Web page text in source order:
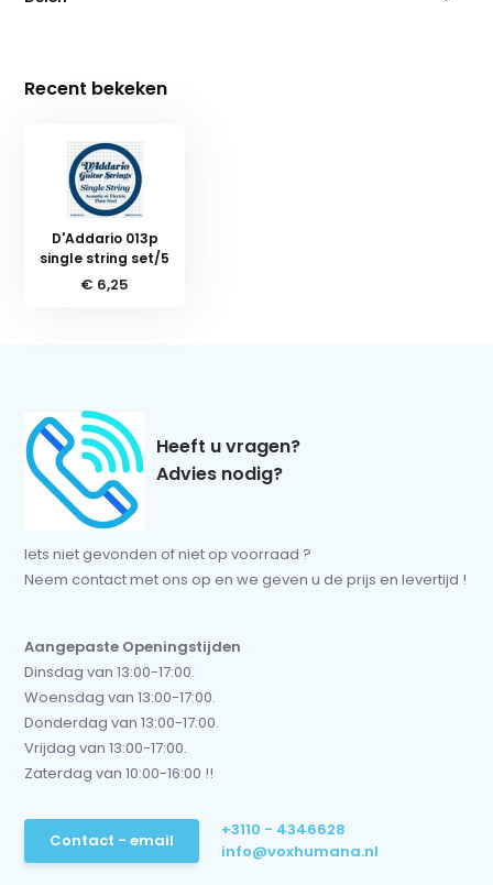
Recent bekeken
D'Addario 013p
single string set/5
€ 6,25
Heeft u vragen?
Advies nodig?
Iets niet gevonden of niet op voorraad ?
Neem contact met ons op en we geven u de prijs en levertijd !
Aangepaste Openingstijden
Dinsdag van 13:00-17:00.
Woensdag van 13:00-17:00.
Donderdag van 13:00-17:00.
Vrijdag van 13:00-17:00.
Zaterdag van 10:00-16:00 !!
Contact - email
+3110 - 4346628
info@voxhumana.nl